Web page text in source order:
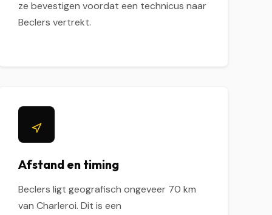
ze bevestigen voordat een technicus naar
Beclers vertrekt.
Afstand en timing
Beclers ligt geografisch ongeveer 70 km
van Charleroi. Dit is een